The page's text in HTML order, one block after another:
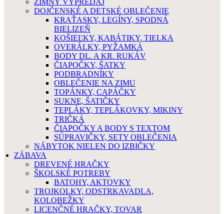
DOJČENSKÉ A DETSKÉ OBLEČENIE
KRAŤASKY, LEGÍNY, SPODNÁ
BIELIZEŇ
KOŠIEĽKY, KABÁTIKY, TIELKA
OVERÁLKY, PYŽAMKÁ
BODY DL. A KR. RUKÁV
ČIAPOČKY, ŠATKY
PODBRADNÍKY
OBLEČENIE NA ZIMU
TOPÁNKY, CAPÁČKY
SUKNE, ŠATIČKY
TEPLÁKY, TEPLÁKOVKY, MIKINY
TRIČKÁ
ČIAPOČKY A BODY S TEXTOM
SÚPRAVIČKY, SETY OBLEČENIA
NÁBYTOK NIELEN DO IZBIČKY
ZÁBAVA
DREVENÉ HRAČKY
ŠKOLSKÉ POTREBY
BATOHY, AKTOVKY
TROJKOLKY, ODSTRKAVADLA,
KOLOBEŽKY
LICENČNÉ HRAČKY, TOVAR